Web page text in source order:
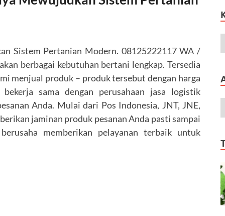
Sistem Pertanian Modern. 08125222117 WA /
berbagai kebutuhan bertani lengkap. Tersedia
menjual produk – produk tersebut dengan harga
sama dengan perusahaan jasa logistik
Anda. Mulai dari Pos Indonesia, JNT, JNE,
jaminan produk pesanan Anda pasti sampai
memberikan pelayanan terbaik untuk